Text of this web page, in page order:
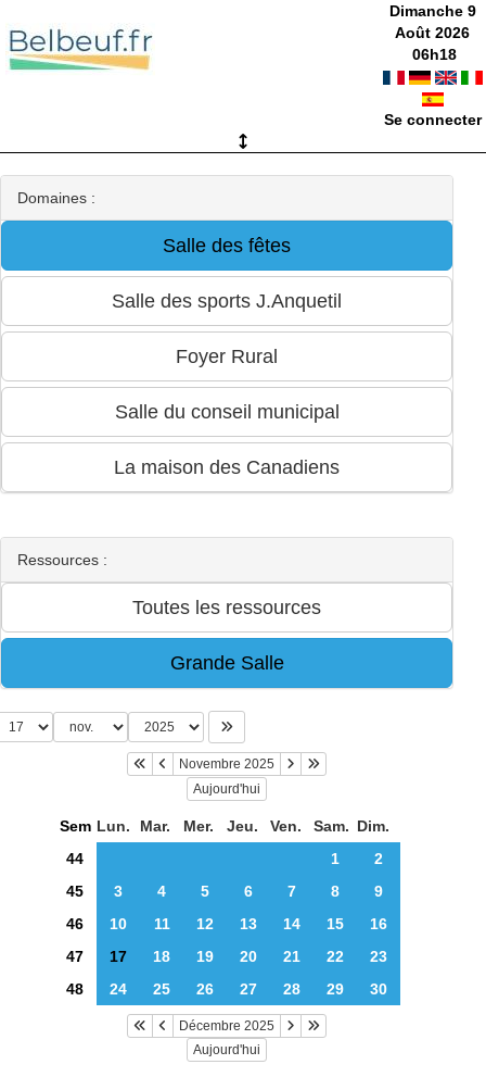
Dimanche 9
Août 2026
06h18
Se connecter
Domaines :
Ressources :
Novembre 2025
Aujourd'hui
Sem Lun. Mar. Mer. Jeu. Ven. Sam. Dim.
44
1
2
45
3 4 5 6 7 8
9
46
10 11 12 13 14 15
16
47
17 18 19 20 21 22
23
48
24 25 26 27 28 29 30
Décembre 2025
Aujourd'hui